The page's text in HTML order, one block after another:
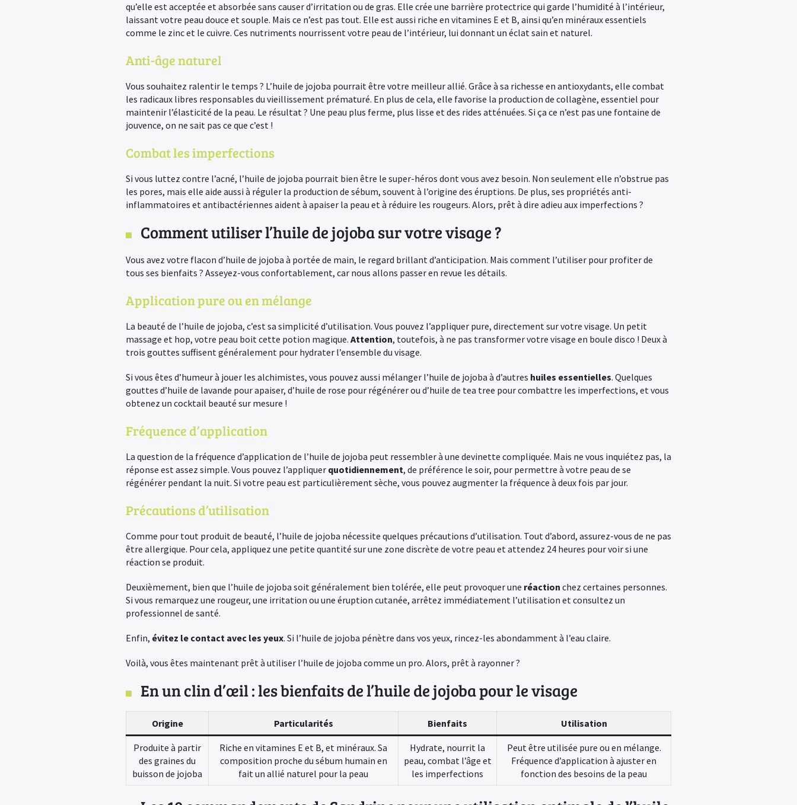
qu’elle est acceptée et absorbée sans causer d’irritation ou de gras. Elle crée une barrière protectrice qui garde l’humidité à l’intérieur,
laissant votre peau douce et souple. Mais ce n’est pas tout. Elle est aussi riche en vitamines E et B, ainsi qu’en minéraux essentiels
comme le zinc et le cuivre. Ces nutriments nourrissent votre peau de l’intérieur, lui donnant un éclat sain et naturel.
Anti-âge naturel
Vous souhaitez ralentir le temps ? L’huile de jojoba pourrait être votre meilleur allié. Grâce à sa richesse en antioxydants, elle combat
les radicaux libres responsables du vieillissement prématuré. En plus de cela, elle favorise la production de collagène, essentiel pour
maintenir l’élasticité de la peau. Le résultat ? Une peau plus ferme, plus lisse et des rides atténuées. Si ça ce n’est pas une fontaine de
jouvence, on ne sait pas ce que c’est !
Combat les imperfections
Si vous luttez contre l’acné, l’huile de jojoba pourrait bien être le super-héros dont vous avez besoin. Non seulement elle n’obstrue pas
les pores, mais elle aide aussi à réguler la production de sébum, souvent à l’origine des éruptions. De plus, ses propriétés anti-
inflammatoires et antibactériennes aident à apaiser la peau et à réduire les rougeurs. Alors, prêt à dire adieu aux imperfections ?
Comment utiliser l’huile de jojoba sur votre visage ?
Vous avez votre flacon d’huile de jojoba à portée de main, le regard brillant d’anticipation. Mais comment l’utiliser pour profiter de
tous ses bienfaits ? Asseyez-vous confortablement, car nous allons passer en revue les détails.
Application pure ou en mélange
La beauté de l’huile de jojoba, c’est sa simplicité d’utilisation. Vous pouvez l’appliquer pure, directement sur votre visage. Un petit
massage et hop, votre peau boit cette potion magique. Attention, toutefois, à ne pas transformer votre visage en boule disco ! Deux à
trois gouttes suffisent généralement pour hydrater l’ensemble du visage.
Si vous êtes d’humeur à jouer les alchimistes, vous pouvez aussi mélanger l’huile de jojoba à d’autres huiles essentielles. Quelques
gouttes d’huile de lavande pour apaiser, d’huile de rose pour régénérer ou d’huile de tea tree pour combattre les imperfections, et vous
obtenez un cocktail beauté sur mesure !
Fréquence d’application
La question de la fréquence d’application de l’huile de jojoba peut ressembler à une devinette compliquée. Mais ne vous inquiétez pas, la
réponse est assez simple. Vous pouvez l’appliquer quotidiennement, de préférence le soir, pour permettre à votre peau de se
régénérer pendant la nuit. Si votre peau est particulièrement sèche, vous pouvez augmenter la fréquence à deux fois par jour.
Précautions d’utilisation
Comme pour tout produit de beauté, l’huile de jojoba nécessite quelques précautions d’utilisation. Tout d’abord, assurez-vous de ne pas
être allergique. Pour cela, appliquez une petite quantité sur une zone discrète de votre peau et attendez 24 heures pour voir si une
réaction se produit.
Deuxièmement, bien que l’huile de jojoba soit généralement bien tolérée, elle peut provoquer une réaction chez certaines personnes.
Si vous remarquez une rougeur, une irritation ou une éruption cutanée, arrêtez immédiatement l’utilisation et consultez un
professionnel de santé.
Enfin, évitez le contact avec les yeux. Si l’huile de jojoba pénètre dans vos yeux, rincez-les abondamment à l’eau claire.
Voilà, vous êtes maintenant prêt à utiliser l’huile de jojoba comme un pro. Alors, prêt à rayonner ?
En un clin d’œil : les bienfaits de l’huile de jojoba pour le visage
Origine Particularités Bienfaits Utilisation
Produite à partir
des graines du
buisson de jojoba
Riche en vitamines E et B, et minéraux. Sa
composition proche du sébum humain en
fait un allié naturel pour la peau
Hydrate, nourrit la
peau, combat l’âge et
les imperfections
Peut être utilisée pure ou en mélange.
Fréquence d’application à ajuster en
fonction des besoins de la peau